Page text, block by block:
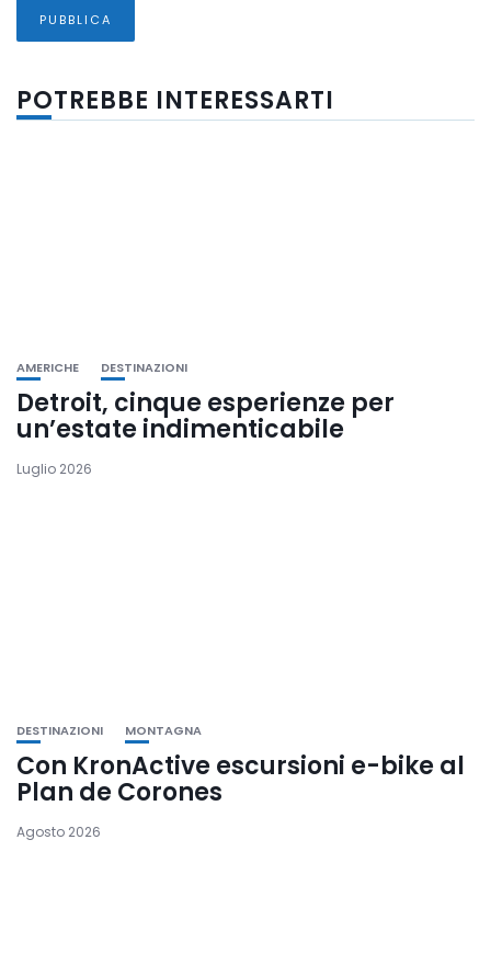
POTREBBE INTERESSARTI
AMERICHE DESTINAZIONI
Detroit, cinque esperienze per
un’estate indimenticabile
Luglio 2026
DESTINAZIONI MONTAGNA
Con KronActive escursioni e-bike al
Plan de Corones
Agosto 2026